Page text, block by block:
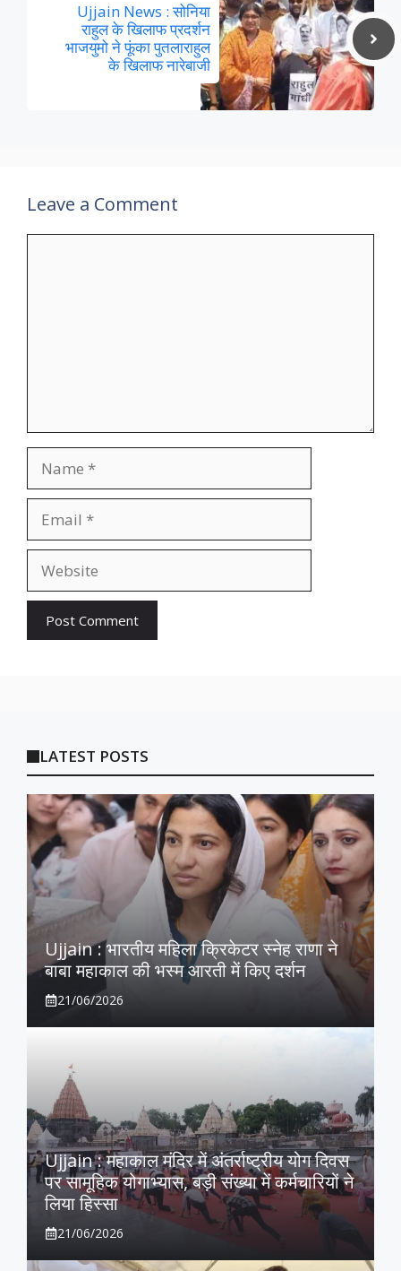
Ujjain News : सोनिया
राहुल के खिलाफ प्रदर्शन
भाजयुमो ने फूंका पुतलाराहुल
के खिलाफ नारेबाजी
Leave a Comment
LATEST POSTS
Ujjain : भारतीय महिला क्रिकेटर स्नेह राणा ने
बाबा महाकाल की भस्म आरती में किए दर्शन
21/06/2026
Ujjain : महाकाल मंदिर में अंतर्राष्ट्रीय योग दिवस
पर सामूहिक योगाभ्यास, बड़ी संख्या में कर्मचारियों ने
लिया हिस्सा
21/06/2026